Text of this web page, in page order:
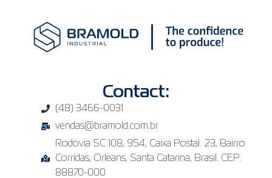
Contact:
(48) 3466-0031
vendas@bramold.com.br
Rodovia SC 108, 954, Caixa Postal. 23, Bairro
Corridas, Orleans, Santa Catarina, Brasil. CEP:
88870-000